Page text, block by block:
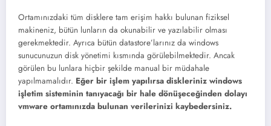
Ortamınızdaki tüm disklere tam erişim hakkı bulunan fiziksel
makineniz, bütün lunların da okunabilir ve yazılabilir olması
gerekmektedir. Ayrıca bütün datastore’larınız da windows
sunucunuzun disk yönetimi kısmında görülebilmektedir. Ancak
görülen bu lunlara hiçbir şekilde manual bir müdahale
yapılmamalıdır. Eğer bir işlem yapılırsa diskleriniz windows
işletim sisteminin tanıyacağı bir hale dönüşeceğinden dolayı
vmware ortamınızda bulunan verilerinizi kaybedersiniz.